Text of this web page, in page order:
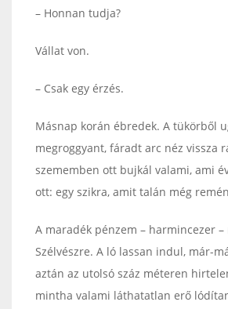
– Honnan tudja?
Vállat von.
– Csak egy érzés.
Másnap korán ébredek. A tükörből
megroggyant, fáradt arc néz vissza
szememben ott bujkál valami, ami
ott: egy szikra, amit talán még
A maradék pénzem – harmincezer –
Szélvészre. A ló lassan indul, már-
aztán az utolsó száz méteren
mintha valami láthatatlan erő